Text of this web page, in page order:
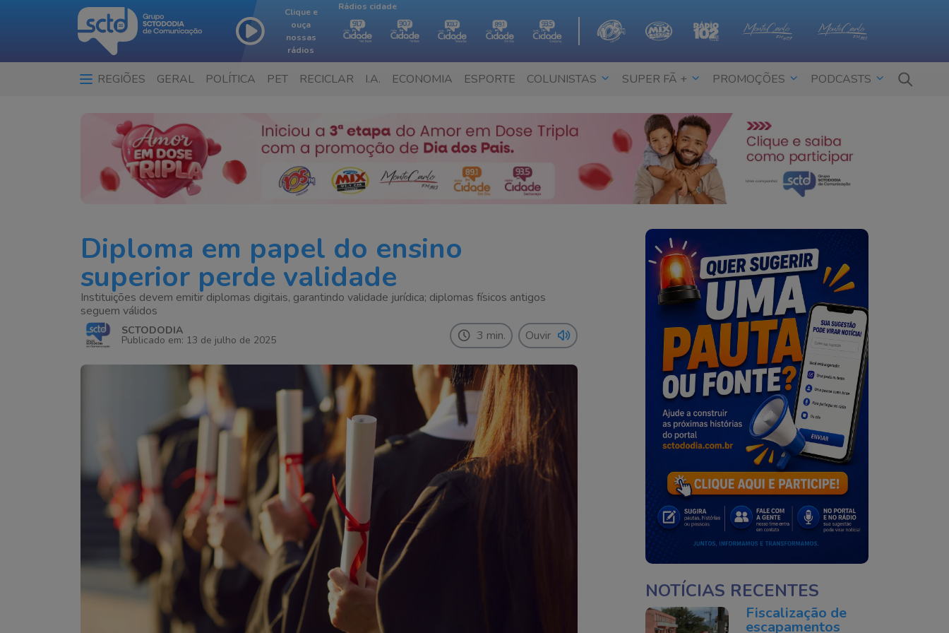
Clique e
ouça
nossas
rádios
Rádios cidade
REGIÕES GERAL POLÍTICA PET RECICLAR I.A. ECONOMIA ESPORTE COLUNISTAS SUPER FÃ + PROMOÇÕES PODCASTS
Diploma em papel do ensino
superior perde validade
Instituições devem emitir diplomas digitais, garantindo validade jurídica; diplomas físicos antigos
seguem válidos
SCTODODIA
Publicado em: 13 de julho de 2025 3 min. Ouvir
NOTÍCIAS RECENTES
Fiscalização de
escapamentos